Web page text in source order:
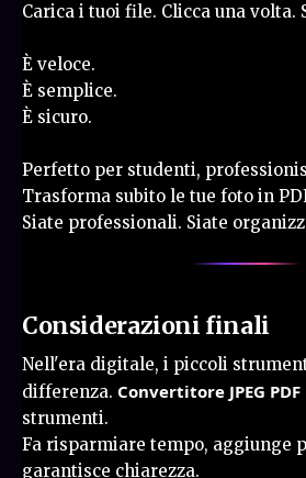
Carica i tuoi file. Clicca una volta.
È veloce.
È semplice.
È sicuro.
Perfetto per studenti,
Trasforma subito le tue foto in
Siate professionali. Siate
Considerazioni finali
Nell'era digitale, i piccoli
differenza. Convertitore JPEG PDF
strumenti.
Fa risparmiare tempo, aggiunge
garantisce chiarezza.